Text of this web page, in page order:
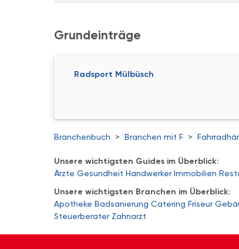
Grundeinträge
Radsport Mülbüsch
Branchenbuch > Branchen mit F >
Unsere wichtigsten Guides im Überblick:
Ärzte Gesundheit Handwerker Immobilien
Unsere wichtigsten Branchen im Überblick:
Apotheke Badsanierung Catering Friseur
Steuerberater Zahnarzt